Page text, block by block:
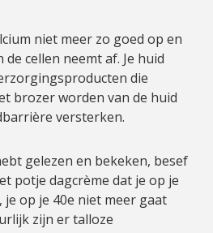
niet meer zo goed op en
cellen neemt af. Je huid
die
brozer worden van de huid
versterken.
gelezen en bekeken, besef
potje dagcrème dat je op je
je op je 40e niet meer gaat
zijn er talloze